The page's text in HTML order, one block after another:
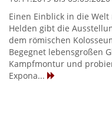
Einen Einblick in die
Helden gibt die
dem römischen
Begegnet lebensgroßen
Kampfmontur und
Expona...